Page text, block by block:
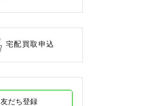
宅配買取申込
友だち登録